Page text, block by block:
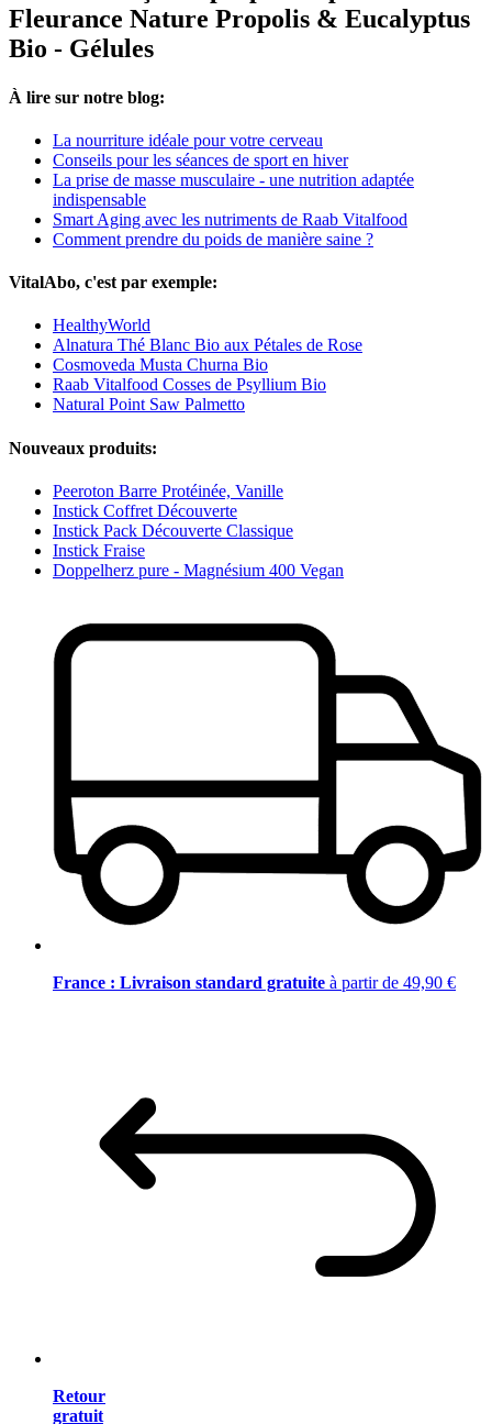
Fleurance Nature Propolis & Eucalyptus
Bio - Gélules
À lire sur notre blog:
La nourriture idéale pour votre cerveau
Conseils pour les séances de sport en hiver
La prise de masse musculaire - une nutrition adaptée
indispensable
Smart Aging avec les nutriments de Raab Vitalfood
Comment prendre du poids de manière saine ?
VitalAbo, c'est par exemple:
HealthyWorld
Alnatura Thé Blanc Bio aux Pétales de Rose
Cosmoveda Musta Churna Bio
Raab Vitalfood Cosses de Psyllium Bio
Natural Point Saw Palmetto
Nouveaux produits:
Peeroton Barre Protéinée, Vanille
Instick Coffret Découverte
Instick Pack Découverte Classique
Instick Fraise
Doppelherz pure - Magnésium 400 Vegan
France : Livraison standard gratuite à partir de 49,90 €
Retour
gratuit